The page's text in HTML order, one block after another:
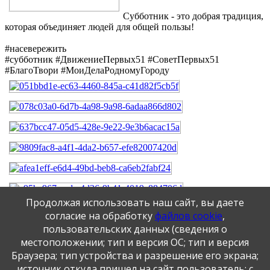
Субботник - это добрая традиция,
которая объединяет людей для общей пользы!
#насевережить
#субботник #ДвижениеПервых51 #СоветПервых51
#БлагоТвори #МоиДелаРодномуГороду
Продолжая использовать наш сайт, вы даете
согласие на обработкуфайлов cookie,
пользовательских данных (сведения о
местоположении; тип и версия ОС; тип и версия
Браузера; тип устройства и разрешение его экрана;